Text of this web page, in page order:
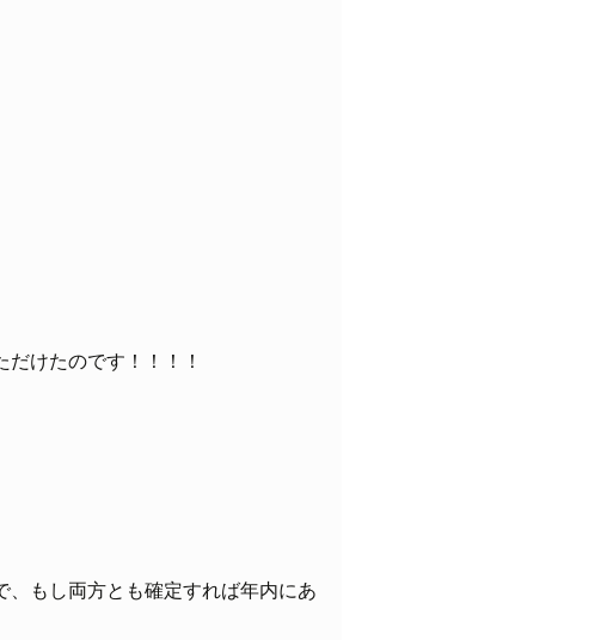
けたのです！！！！
もし両方とも確定すれば年内にあ